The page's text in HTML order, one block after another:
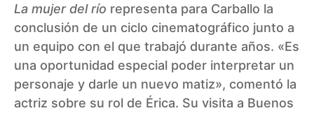
La mujer del río representa para Carballo la
conclusión de un ciclo cinematográfico junto a
un equipo con el que trabajó durante años. «Es
una oportunidad especial poder interpretar un
personaje y darle un nuevo matiz», comentó la
actriz sobre su rol de Érica. Su visita a Buenos